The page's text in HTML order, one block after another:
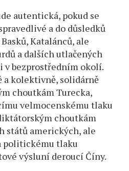
autentická, pokud se
a do důsledků
Katalánců, ale
a dalších utlačených
v bezprostředním okolí.
a kolektivně, solidárně
choutkám Turecka,
velmocenskému tlaku
choutkám
států amerických, ale
politickému tlaku
výsluní deroucí Číny.